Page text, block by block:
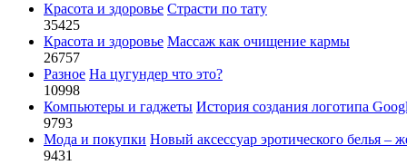
Красота и здоровье Страсти по тату
35425
Красота и здоровье Массаж как очищение кармы
26757
Разное На цугундер что это?
10998
Компьютеры и гаджеты История создания логотипа
9793
Мода и покупки Новый аксессуар эротического белья –
9431